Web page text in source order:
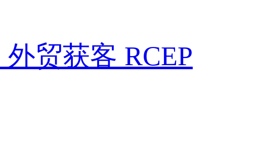
外贸获客 RCEP